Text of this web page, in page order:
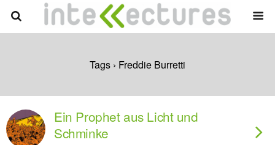
Tags › Freddie Burretti
Ein Prophet aus Licht und
Schminke